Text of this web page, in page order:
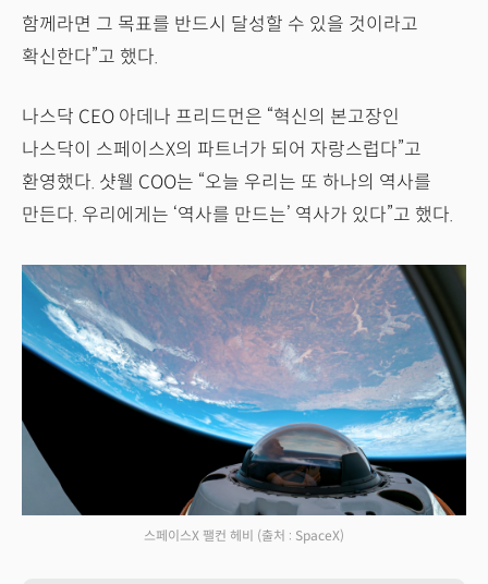
함께라면 그 목표를 반드시 달성할 수 있을 것이라고
확신한다”고 했다.
나스닥 CEO 아데나 프리드먼은 “혁신의 본고장인
나스닥이 스페이스X의 파트너가 되어 자랑스럽다”고
환영했다. 샷웰 COO는 “오늘 우리는 또 하나의 역사를
만든다. 우리에게는 ‘역사를 만드는’ 역사가 있다”고 했다.
스페이스X 팰컨 헤비 (출처 : SpaceX)